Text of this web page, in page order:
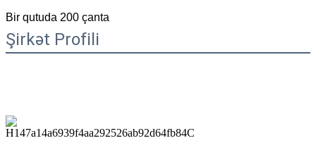
Bir qutuda 200 çanta
Şirkət Profili